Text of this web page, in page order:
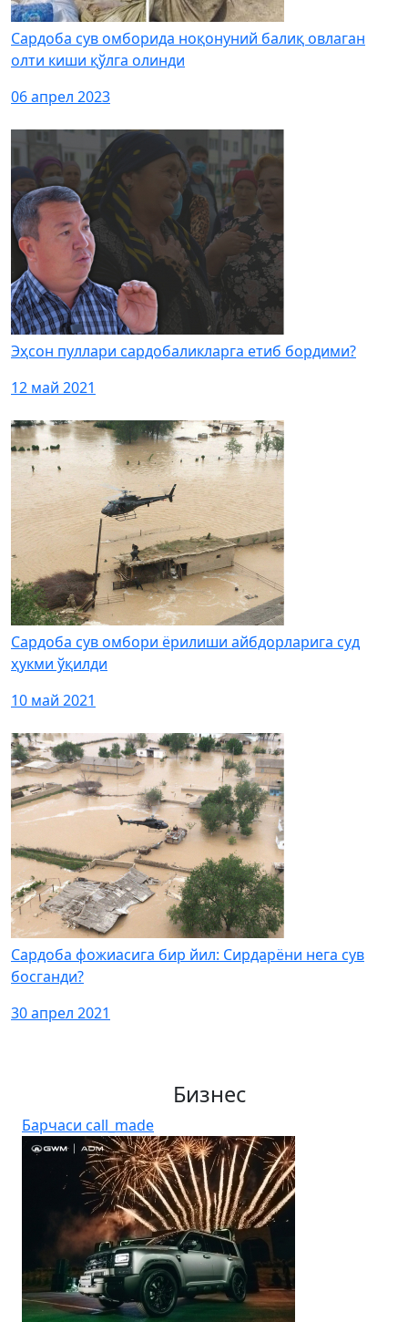
Сардоба сув омборида ноқонуний балиқ овлаган
олти киши қўлга олинди
06 апрел 2023
Эҳсон пуллари сардобаликларга етиб бордими?
12 май 2021
Сардоба сув омбори ёрилиши айбдорларига суд
ҳукми ўқилди
10 май 2021
Сардоба фожиасига бир йил: Сирдарёни нега сув
босганди?
30 апрел 2021
Бизнес
Барчаси call_made